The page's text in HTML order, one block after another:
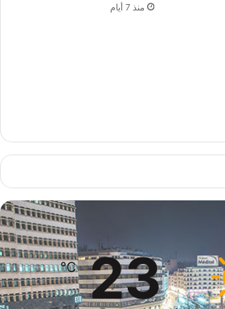
منذ 7 أيام
23
℃